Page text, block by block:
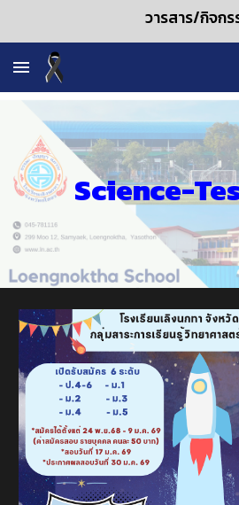
วารสาร/กิจกร
Science-T